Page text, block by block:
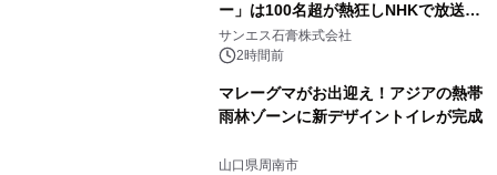
ー」は100名超が熱狂しNHKで放送さ
れました。
サンエス石膏株式会社
2時間前
マレーグマがお出迎え！アジアの熱帯
雨林ゾーンに新デザイントイレが完成
山口県周南市